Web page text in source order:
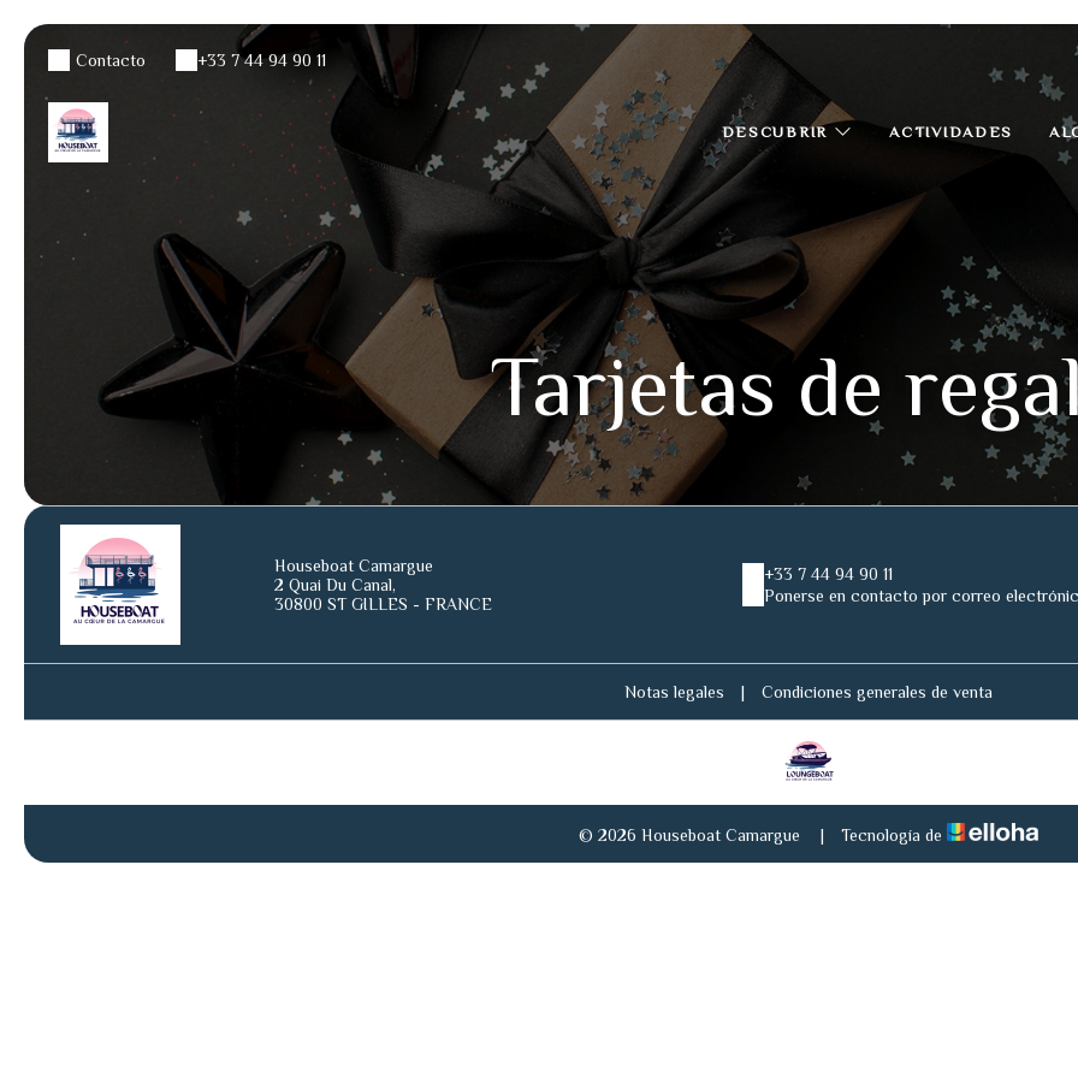
Contacto +33 7 44 94 90 11
DESCUBRIR ACTIVIDADES
Tarjetas de
Houseboat Camargue
2 Quai Du Canal,
30800 ST GILLES - FRANCE
+33 7 44 94 90 11
Ponerse en contacto por correo
Notas legales | Condiciones generales de venta
© 2026 Houseboat Camargue | Tecnología de